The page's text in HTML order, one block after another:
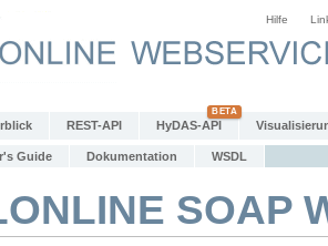
Hilfe
REST-API HyDAS-API
Guide Dokumentation WSDL
SOAP